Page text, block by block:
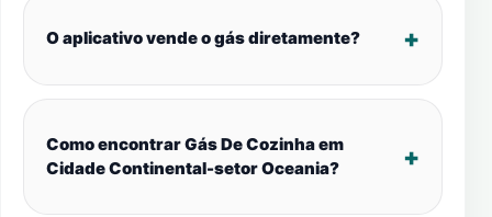
O aplicativo vende o gás diretamente?
Como encontrar Gás De Cozinha em
Cidade Continental-setor Oceania?